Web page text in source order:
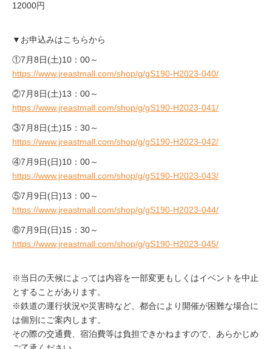
12000円
▼お申込みはこちらから
①7月8日(土)10：00～
https://www.jreastmall.com/shop/g/gS190-H2023-040/
②7月8日(土)13：00～
https://www.jreastmall.com/shop/g/gS190-H2023-041/
③7月8日(土)15：30～
https://www.jreastmall.com/shop/g/gS190-H2023-042/
④7月9日(日)10：00～
https://www.jreastmall.com/shop/g/gS190-H2023-043/
⑤7月9日(日)13：00～
https://www.jreastmall.com/shop/g/gS190-H2023-044/
⑥7月9日(日)15：30～
https://www.jreastmall.com/shop/g/gS190-H2023-045/
※当日の天候によっては内容を一部変更もしくはイベントを中止
とすることがあります。
※鉄道の運行状況や災害時など、都合により開催が困難な場合に
は個別にご案内します。
その際の交通費、宿泊費等は負担できかねますので、あらかじめ